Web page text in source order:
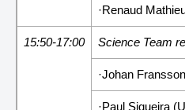
·Renaud
15:50-17:00 Science Team
·Johan
·Paul Siqueira